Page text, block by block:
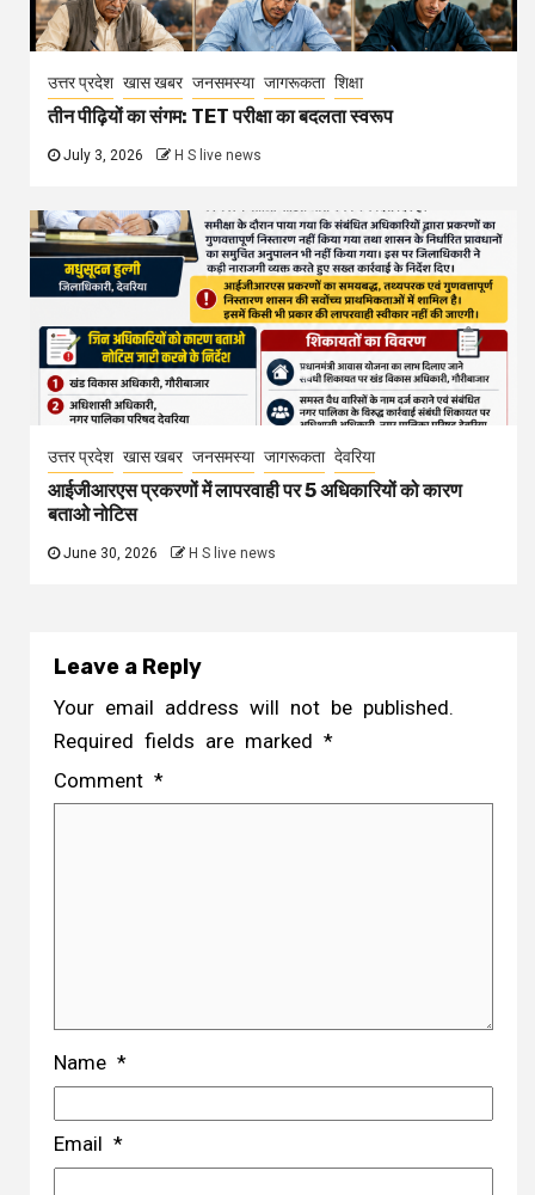
उत्तर प्रदेश खास खबर जनसमस्या जागरूकता शिक्षा
तीन पीढ़ियों का संगम: TET परीक्षा का बदलता स्वरूप
July 3, 2026 H S live news
उत्तर प्रदेश खास खबर जनसमस्या जागरूकता देवरिया
आईजीआरएस प्रकरणों में लापरवाही पर 5 अधिकारियों को कारण
बताओ नोटिस
June 30, 2026 H S live news
Leave a Reply
Your email address will not be published.
Required fields are marked *
Comment *
Name *
Email *